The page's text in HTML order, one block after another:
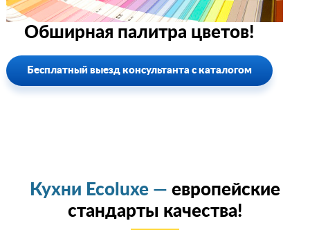
Обширная палитра цветов!
Бесплатный выезд консультанта с каталогом
Кухни Ecoluxe — европейские
стандарты качества!